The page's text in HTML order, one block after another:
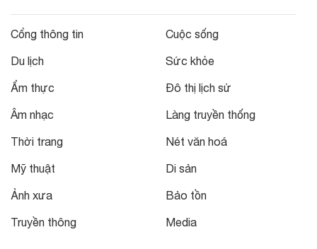
Cổng thông tin
Du lịch
Ẩm thực
Âm nhạc
Thời trang
Mỹ thuật
Ảnh xưa
Truyền thông
Cuộc sống
Sức khỏe
Đô thị lịch sử
Làng truyền thống
Nét văn hoá
Di sản
Bảo tồn
Media